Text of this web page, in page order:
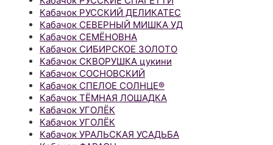
Кабачок РУССКИЙ ДЕЛИКАТЕС
Кабачок СЕВЕРНЫЙ МИШКА УД
Кабачок СЕМЁНОВНА
Кабачок СИБИРСКОЕ ЗОЛОТО
Кабачок СКВОРУШКА цукини
Кабачок СОСНОВСКИЙ
Кабачок СПЕЛОЕ СОЛНЦЕ®
Кабачок ТЁМНАЯ ЛОШАДКА
Кабачок УГОЛЁК
Кабачок УГОЛЁК
Кабачок УРАЛЬСКАЯ УСАДЬБА